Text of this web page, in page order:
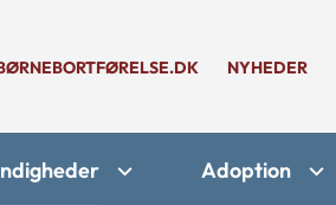
NYHEDER
Adoption